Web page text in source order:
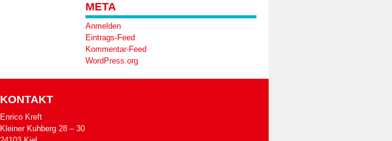
META
Anmelden
Eintrags-Feed
Kommentar-Feed
WordPress.org
KONTAKT
Enrico Kreft
Klei­ner Kuh­berg 28 – 30